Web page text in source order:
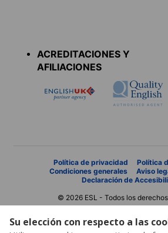
Su elección con respecto a las
ACREDITACIONES Y
AFILIACIONES
Política de privacidad
Política
Condiciones generales
Aviso
Declaración de
© 2026 ESL - Todos los